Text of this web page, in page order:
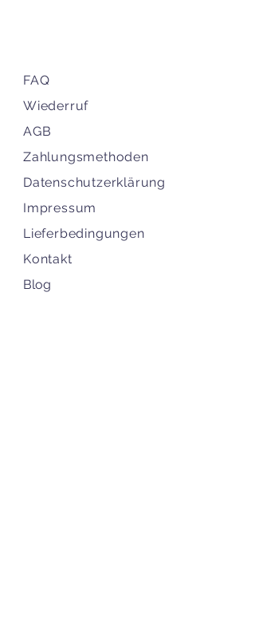
FAQ
Wiederruf
AGB
Zahlungsmethoden
Datenschutzerklärung
Impressum
Lieferbedingungen
Kontakt
Blog